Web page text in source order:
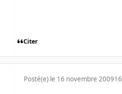
Citer
Posté(e) le 16 novembre 2009